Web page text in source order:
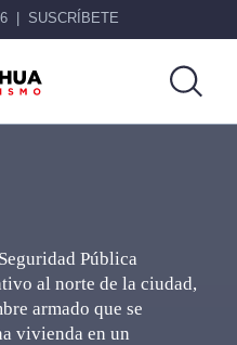
SUSCRÍBETE
Pública
al norte de la ciudad,
armado que se
vivienda en un